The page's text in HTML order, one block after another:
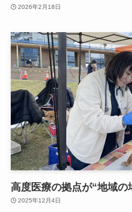
2026年2月18日
高度医療の拠点が“地域の
2025年12月4日